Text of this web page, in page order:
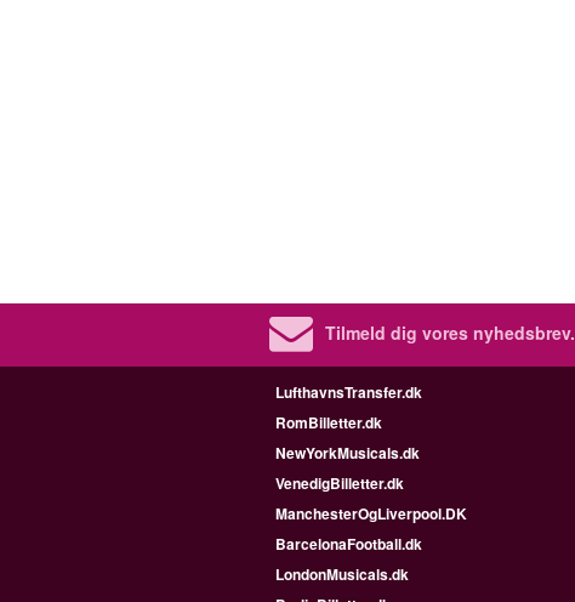
Tilmeld dig vores nyhedsbrev.
LufthavnsTransfer.dk
RomBilletter.dk
NewYorkMusicals.dk
VenedigBilletter.dk
ManchesterOgLiverpool.DK
BarcelonaFootball.dk
LondonMusicals.dk